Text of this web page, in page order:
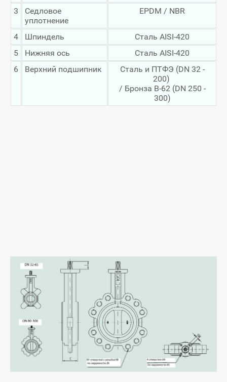
3
Седловое
уплотнение
EPDM / NBR
4 Шпиндель
Сталь AISI-420
5
Нижняя ось
Сталь AISI-420
6
Верхний подшипник
Сталь и ПТФЭ (DN 32 -
200)
/ Бронза B-62 (DN 250 -
300)